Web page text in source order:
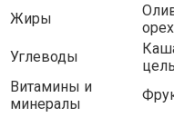
Жиры
Углеводы
Витамины и
минералы